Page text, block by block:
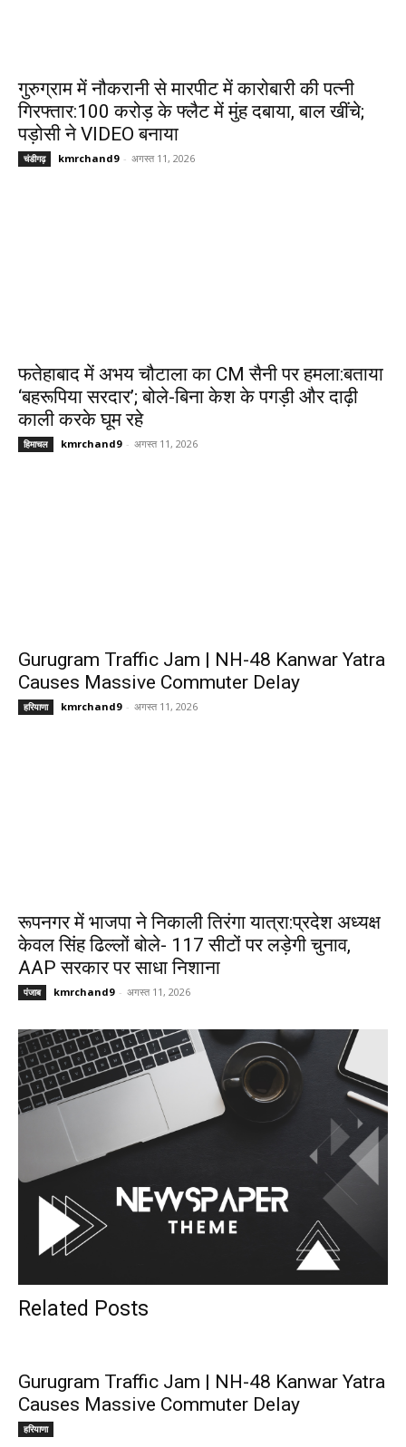
गुरुग्राम में नौकरानी से मारपीट में कारोबारी की पत्नी
गिरफ्तार:₹100 करोड़ के फ्लैट में मुंह दबाया, बाल खींचे;
पड़ोसी ने VIDEO बनाया
चंडीगढ़ kmrchand9 - अगस्त 11, 2026
फतेहाबाद में अभय चौटाला का CM सैनी पर हमला:बताया
‘बहरूपिया सरदार’; बोले-बिना केश के पगड़ी और दाढ़ी
काली करके घूम रहे
हिमाचल kmrchand9 - अगस्त 11, 2026
Gurugram Traffic Jam | NH-48 Kanwar Yatra
Causes Massive Commuter Delay
हरियाणा kmrchand9 - अगस्त 11, 2026
रूपनगर में भाजपा ने निकाली तिरंगा यात्रा:प्रदेश अध्यक्ष
केवल सिंह ढिल्लों बोले- 117 सीटों पर लड़ेगी चुनाव,
AAP सरकार पर साधा निशाना
पंजाब kmrchand9 - अगस्त 11, 2026
Related Posts
Gurugram Traffic Jam | NH-48 Kanwar Yatra
Causes Massive Commuter Delay
हरियाणा